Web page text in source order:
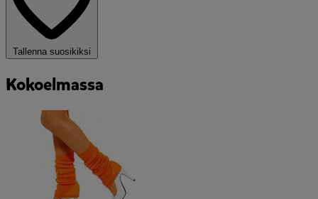
Tallenna suosikiksi
Kokoelmassa